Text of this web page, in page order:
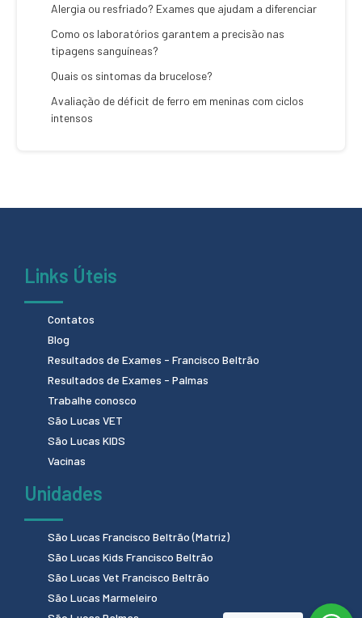
Alergia ou resfriado? Exames que ajudam a diferenciar
Como os laboratórios garantem a precisão nas
tipagens sanguíneas?
Quais os sintomas da brucelose?
Avaliação de déficit de ferro em meninas com ciclos
intensos
Links Úteis
Contatos
Blog
Resultados de Exames - Francisco Beltrão
Resultados de Exames - Palmas
Trabalhe conosco
São Lucas VET
São Lucas KIDS
Vacinas
Unidades
São Lucas Francisco Beltrão (Matriz)
São Lucas Kids Francisco Beltrão
São Lucas Vet Francisco Beltrão
São Lucas Marmeleiro